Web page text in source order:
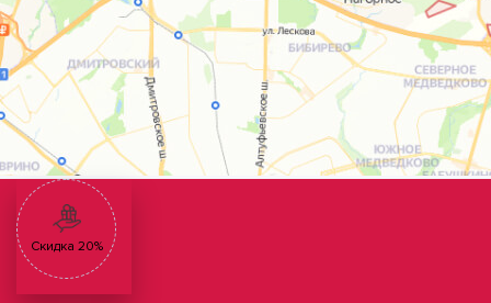
Скидка 20%